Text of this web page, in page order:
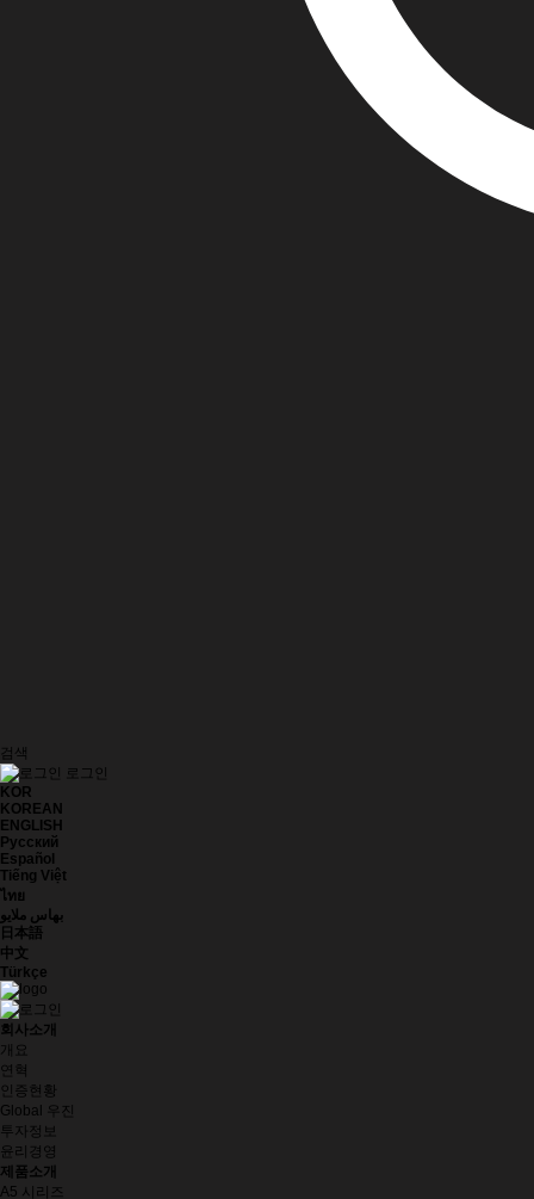
검색
로그인
KOR
KOREAN
ENGLISH
Русский
Español
Tiếng Việt
ไทย
بهاس ملايو
日本語
中文
Türkçe
회사소개
개요
연혁
인증현황
Global 우진
투자정보
윤리경영
제품소개
A5 시리즈